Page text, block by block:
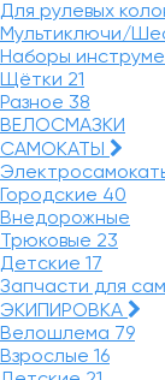
Для рулевых
Мультиключи/
Наборы
Щётки 21
Разное 38
ВЕЛОСМАЗКИ
САМОКАТЫ
Городские 40
Внедорожные
Трюковые 23
Детские 17
Запчасти для
ЭКИПИРОВКА
Велошлема 79
Взрослые 16